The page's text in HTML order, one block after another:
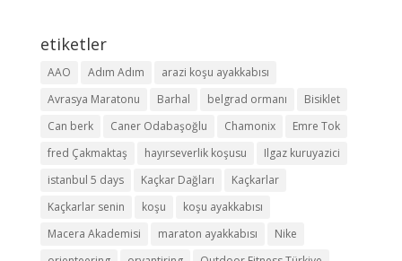
etiketler
AAO Adım Adım
arazi koşu ayakkabısı
Avrasya Maratonu
Barhal belgrad ormanı
Bisiklet
Can berk
Caner Odabaşoğlu Chamonix
Emre Tok
fred Çakmaktaş
hayırseverlik koşusu
Ilgaz kuruyazici
istanbul 5 days
Kaçkar Dağları
Kaçkarlar
Kaçkarlar senin
koşu
koşu ayakkabısı
Macera Akademisi
maraton ayakkabısı
Nike